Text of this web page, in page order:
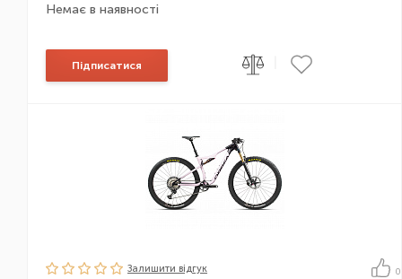
Немає в наявності
Підписатися
Залишити вiдгук 0